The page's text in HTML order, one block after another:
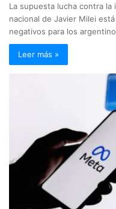
La supuesta lucha contra
nacional de Javier Milei
negativos para los
Leer más »